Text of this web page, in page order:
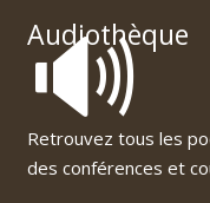
Audiothèque
🔊
Retrouvez tous les
des conférences et